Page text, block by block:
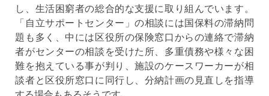
し、生活困窮者の総合的な支援に取り組んでいます。
「自立サポートセンター」の相談には国保料の滞納問
題も多く、中には区役所の保険窓口からの連絡で滞納
者がセンターの相談を受けた所、多重債務や様々な困
難を抱えている事が判り、施設のケースワーカーが相
談者と区役所窓口に同行し、分納計画の見直しを指導